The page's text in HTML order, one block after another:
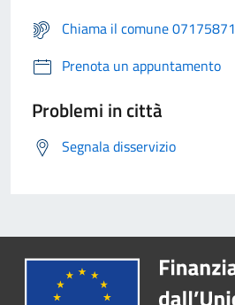
Chiama il comune 07175871
Prenota un appuntamento
Problemi in città
Segnala disservizio